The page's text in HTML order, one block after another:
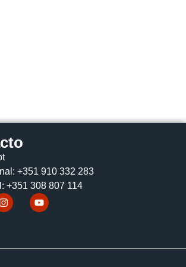
+351 910 332 283
+351 308 807 114